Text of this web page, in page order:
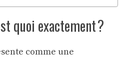
quoi exactement ?
comme une